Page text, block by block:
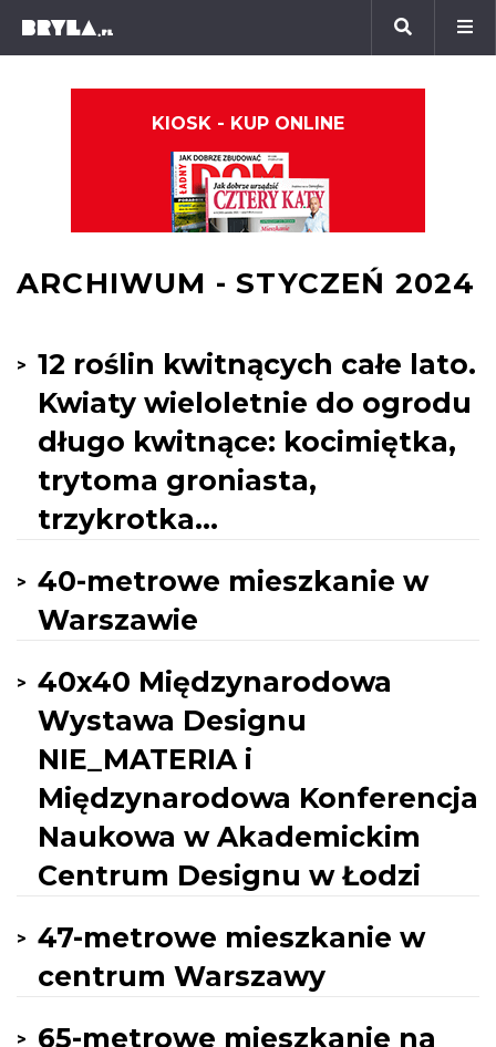
KIOSK - KUP ONLINE
ARCHIWUM - STYCZEŃ 2024
12 roślin kwitnących całe lato.
Kwiaty wieloletnie do ogrodu
długo kwitnące: kocimiętka,
trytoma groniasta,
trzykrotka...
40-metrowe mieszkanie w
Warszawie
40x40 Międzynarodowa
Wystawa Designu
NIE_MATERIA i
Międzynarodowa Konferencja
Naukowa w Akademickim
Centrum Designu w Łodzi
47-metrowe mieszkanie w
centrum Warszawy
65-metrowe mieszkanie na